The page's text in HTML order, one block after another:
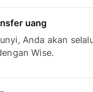
uang
Anda akan
Wise.